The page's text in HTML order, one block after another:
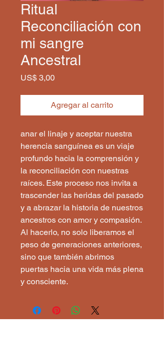
Ritual
Reconciliación con
mi sangre
Ancestral
US$ 3,00Precio
Agregar al carrito
anar el linaje y aceptar nuestra
herencia sanguínea es un viaje
profundo hacia la comprensión y
la reconciliación con nuestras
raíces. Este proceso nos invita a
trascender las heridas del pasado
y a abrazar la historia de nuestros
ancestros con amor y compasión.
Al hacerlo, no solo liberamos el
peso de generaciones anteriores,
sino que también abrimos
puertas hacia una vida más plena
y consciente.